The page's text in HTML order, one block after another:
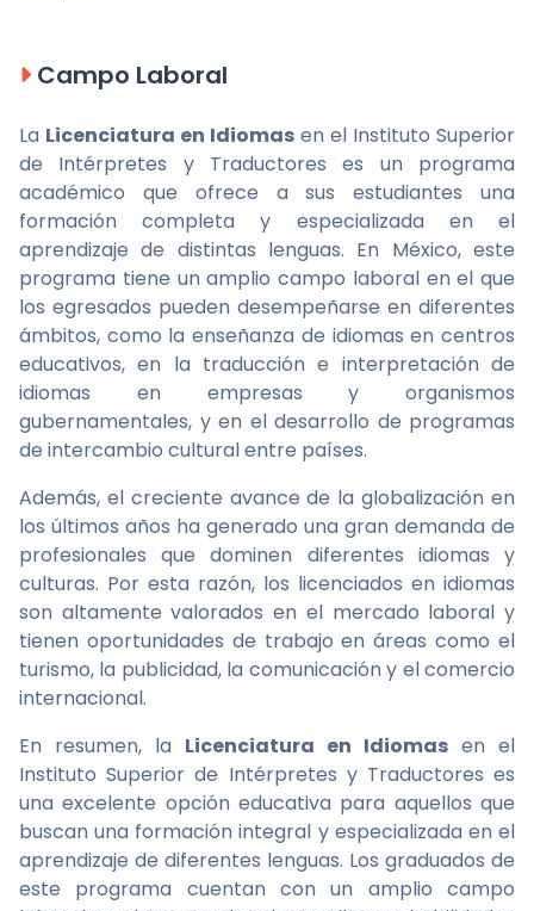
Campo Laboral
La Licenciatura en Idiomas en el Instituto Superior
de Intérpretes y Traductores es un programa
académico que ofrece a sus estudiantes una
formación completa y especializada en el
aprendizaje de distintas lenguas. En México, este
programa tiene un amplio campo laboral en el que
los egresados pueden desempeñarse en diferentes
ámbitos, como la enseñanza de idiomas en centros
educativos, en la traducción e interpretación de
idiomas en empresas y organismos
gubernamentales, y en el desarrollo de programas
de intercambio cultural entre países.
Además, el creciente avance de la globalización en
los últimos años ha generado una gran demanda de
profesionales que dominen diferentes idiomas y
culturas. Por esta razón, los licenciados en idiomas
son altamente valorados en el mercado laboral y
tienen oportunidades de trabajo en áreas como el
turismo, la publicidad, la comunicación y el comercio
internacional.
En resumen, la Licenciatura en Idiomas en el
Instituto Superior de Intérpretes y Traductores es
una excelente opción educativa para aquellos que
buscan una formación integral y especializada en el
aprendizaje de diferentes lenguas. Los graduados de
este programa cuentan con un amplio campo